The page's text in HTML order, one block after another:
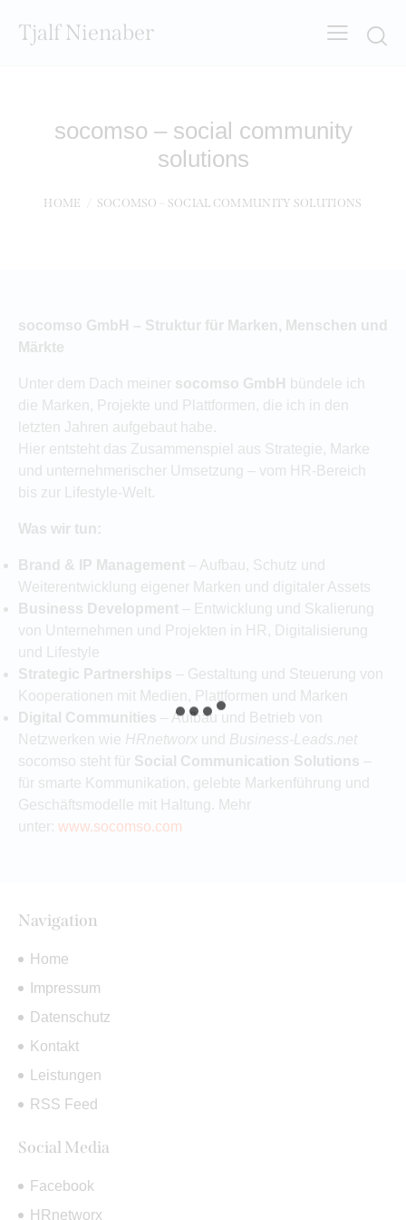
Tjalf Nienaber
socomso – social community
solutions
HOME SOCOMSO – SOCIAL COMMUNITY SOLUTIONS
socomso GmbH – Struktur für Marken, Menschen und
Märkte
Unter dem Dach meiner socomso GmbH
bündele ich
die Marken, Projekte und Plattformen, die ich in den
letzten Jahren aufgebaut habe.
Hier entsteht das Zusammenspiel aus Strategie, Marke
und unternehmerischer Umsetzung – vom HR-Bereich
bis zur Lifestyle-Welt.
Was wir tun:
Brand & IP Management – Aufbau, Schutz und
Weiterentwicklung eigener Marken und digitaler Assets
Business Development – Entwicklung und Skalierung
von Unternehmen und Projekten in HR, Digitalisierung
und Lifestyle
Strategic Partnerships – Gestaltung und Steuerung von
Kooperationen mit Medien, Plattformen und Marken
Digital Communities – Aufbau und Betrieb von
Netzwerken wie HRnetworx und Business-Leads.net
socomso steht für Social Communication Solutions –
für smarte Kommunikation, gelebte Markenführung und
Geschäftsmodelle mit Haltung. Mehr
unter: www.socomso.com
Navigation
Home
Impressum
Datenschutz
Kontakt
Leistungen
RSS Feed
Social Media
Facebook
HRnetworx